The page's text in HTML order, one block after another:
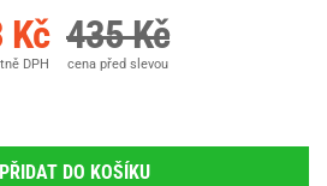
Kč
DPH
435 Kč
cena před slevou
PŘIDAT DO KOŠÍKU